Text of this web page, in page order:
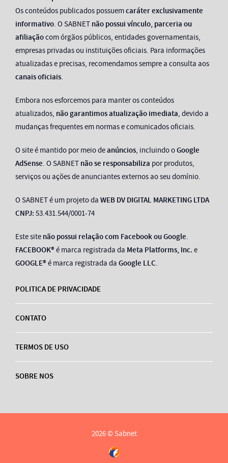
Os conteúdos publicados possuemcaráter exclusivamente
informativo. O SABNET não possui vínculo, parceria ou
afiliaçãocom órgãos públicos, entidades governamentais,
empresas privadas ou instituições oficiais. Para informações
atualizadas e precisas, recomendamos sempre a consulta aos
canais oficiais.
Embora nos esforcemos para manter os conteúdos
atualizados, não garantimos atualização imediata, devido a
mudanças frequentes em normas e comunicados oficiais.
O site é mantido por meio deanúncios, incluindo oGoogle
AdSense. O SABNET não se responsabiliza por produtos,
serviços ou ações de anunciantes externos ao seu domínio.
O SABNET é um projeto da WEB DV DIGITAL MARKETING LTDA
CNPJ: 53.431.544/0001-74
Este site não possui relação com Facebook ou Google.
FACEBOOK®é marca registrada da Meta Platforms, Inc. e
GOOGLE®é marca registrada da Google LLC.
POLITICA DE PRIVACIDADE
CONTATO
TERMOS DE USO
SOBRE NOS
2026 © Sabnet